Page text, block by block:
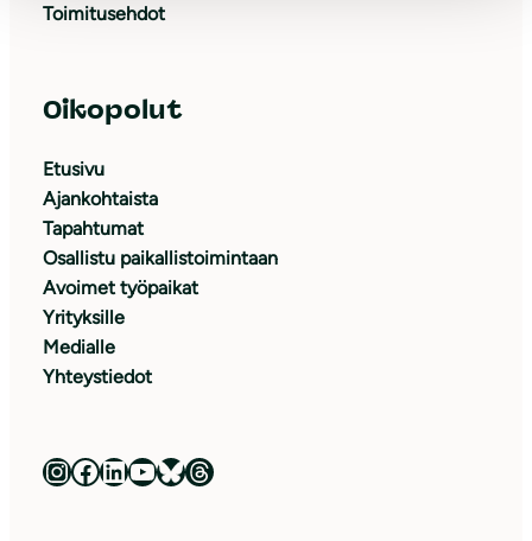
Toimitusehdot
Oikopolut
Etusivu
Ajankohtaista
Tapahtumat
Osallistu paikallistoimintaan
Avoimet työpaikat
Yrityksille
Medialle
Yhteystiedot
Luonnonsuojeluliitto Instagramissa Luonnonsuojeluliitto Facebookissa Luonnonsuojeluliitto LinkedInissä Luonnonsuojeluliiton YouTube-kanava Luonnonsuojeluliitto Blueskyssa Luonnonsuojeluliitto Threadsissa